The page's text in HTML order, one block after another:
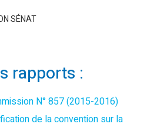
SÉNAT
rapports :
N° 857 (2015-2016)
de la convention sur la